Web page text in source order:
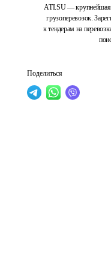
ATI.SU — крупнейшая
грузоперевозок.
к тендерам на
Поделиться